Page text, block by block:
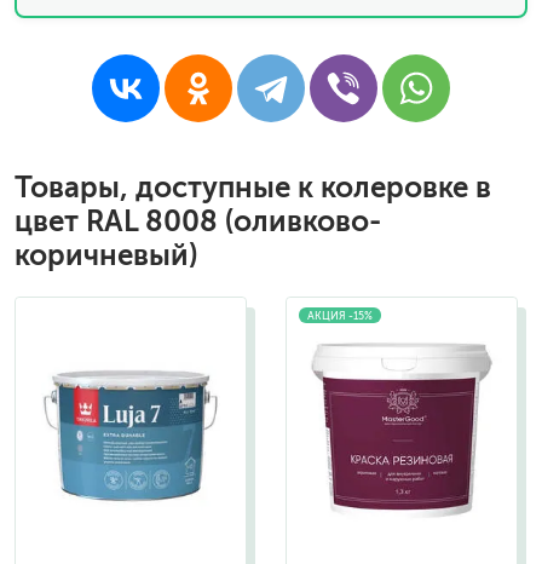
Товары, доступные к колеровке в
цвет RAL 8008 (оливково-
коричневый)
АКЦИЯ -15%